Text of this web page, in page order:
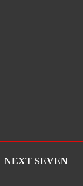
NEXT SEVEN